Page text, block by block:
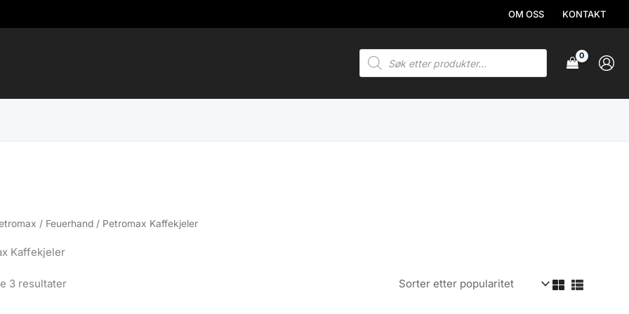
OM OSS KONTAKT
Products
search
/ Feuerhand / Petromax Kaffekjeler
Kaffekjeler
3 resultaterSortert